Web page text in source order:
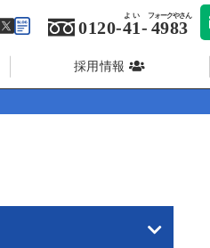
採用情報
0120-41
よい
- 4983
フォークやさん